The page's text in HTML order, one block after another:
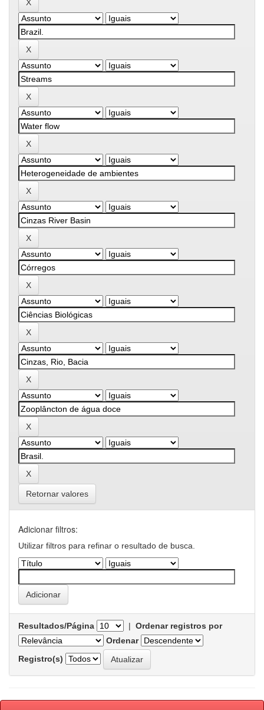
Retornar valores
Adicionar filtros:
Utilizar filtros para refinar o resultado de busca.
Resultados/Página | Ordenar registros por
Ordenar
Registro(s)